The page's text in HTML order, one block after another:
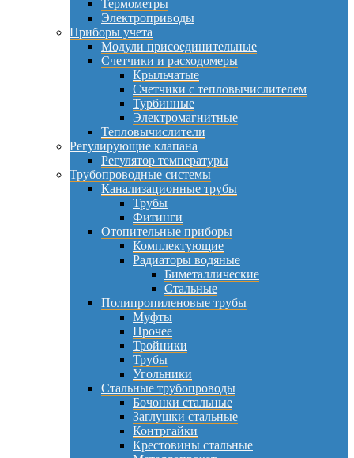
Термометры
Электроприводы
Приборы учета
Модули присоединительные
Счетчики и расходомеры
Крыльчатые
Счетчики с тепловычислителем
Турбинные
Электромагнитные
Тепловычислители
Регулирующие клапана
Регулятор температуры
Трубопроводные системы
Канализационные трубы
Трубы
Фитинги
Отопительные приборы
Комплектующие
Радиаторы водяные
Биметаллические
Стальные
Полипропиленовые трубы
Муфты
Прочее
Тройники
Трубы
Угольники
Стальные трубопроводы
Бочонки стальные
Заглушки стальные
Контргайки
Крестовины стальные